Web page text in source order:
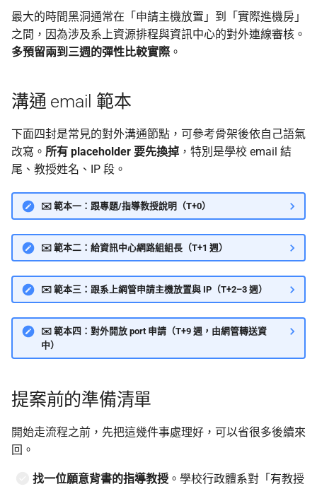
最大的時間黑洞通常在「申請主機放置」到「實際進機房」
之間，因為涉及系上資源排程與資訊中心的對外連線審核。
多預留兩到三週的彈性比較實際 。
溝通 email 範本
下面四封是常見的對外溝通節點，可參考骨架後依自己語氣
改寫。 所有 placeholder 要先換掉 ，特別是學校 email 結
尾、教授姓名、IP 段。
✉️ 範本一：跟專題/指導教授說明（T+0）
✉️ 範本二：給資訊中心網路組組長（T+1 週）
✉️ 範本三：跟系上網管申請主機放置與 IP（T+2–3 週）
✉️ 範本四：對外開放 port 申請（T+9 週，由網管轉送資
中）
提案前的準備清單
開始走流程之前，先把這幾件事處理好，可以省很多後續來
回。
找一位願意背書的指導教授 。學校行政體系對「有教授